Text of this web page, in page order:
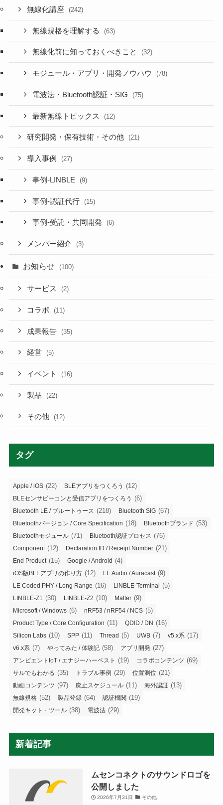
無線化講座 (242)
無線規格を理解する (63)
無線化前に知っておくべきこと (32)
モジュール・アプリ・開発ノウハウ (78)
電波法・Bluetooth認証・SIG (75)
最新無線トピックス (12)
研究開発・保有技術・その他 (21)
導入事例 (27)
事例-LINBLE (9)
事例-認証代行 (15)
事例-受託・共同開発 (6)
メンバー紹介 (3)
お知らせ (100)
サービス (2)
コラボ (11)
成果報告 (35)
経営 (5)
イベント (16)
製品 (22)
その他 (12)
タグ
Apple / iOS (22) BLEアプリをつくろう (12)
BLEセンサビーコンと受信アプリをつくろう (6)
Bluetooth LE / ブルートゥース (218) Bluetooth SIG (67)
Bluetoothバージョン / Core Specification (18) Bluetoothブランド (53)
Bluetoothモジュール (71) Bluetooth認証プロセス (76)
Component(12) Declaration ID / Receipt Number (21)
End Product(15) Google / Android (4)
iOS版BLEアプリの作り方 (12) LE Audio / Auracast(9)
LE Coded PHY / Long Range (16) LINBLE-Terminal (5)
LINBLE-Z1 (30) LINBLE-Z2 (10) Matter (9)
Microsoft / Windows (6) nRF53 / nRF54 / NCS (5)
Product Type / Core Configuration (11) QDID / DN (16)
Silicon Labs (10) SPP (11) Thread (5) UWB (7) v5.x系 (17)
v6.x系 (7) やってみた / 体験記 (58) アプリ開発 (27)
アンビエントIoT / エナジーハーベスト (19) コラボコンテンツ (69)
サルでもわかる (35) トラブル事例 (29) 位置測位 (21)
動画コンテンツ (97) 廃止スケジュール (11) 海外認証 (13)
無線規格 (52) 製品登録 (64) 認証機関 (19)
開発キット・ツール (38) 電波法 (29)
新着記事
ムセンコネクトのサウンドロゴを
公開しました
2026年7月31日 その他